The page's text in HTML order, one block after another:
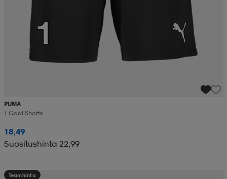
PUMA
T Goal Shorts
18,49
Suositushinta 22,99
Teamhinta